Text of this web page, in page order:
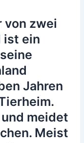
von zwei
ist ein
Jahren
meidet
Meist